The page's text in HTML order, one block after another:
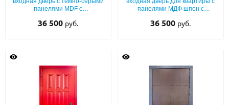
панелями MDF с
рисунком
36 500 руб.
панелями МДФ шпон с
сторон
36 500 руб.